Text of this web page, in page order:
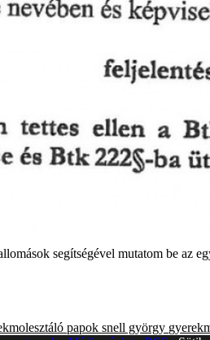
segítségével mutatom be az
papok snell györgy